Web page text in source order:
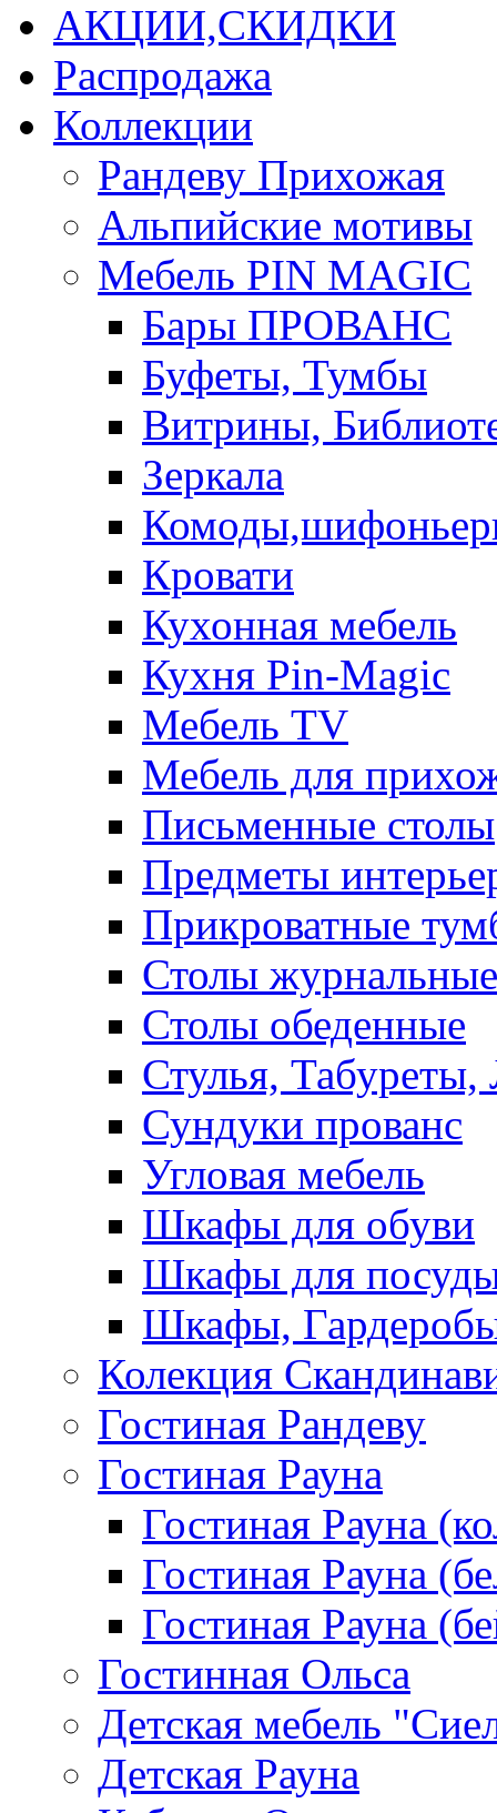
АКЦИИ,СКИДКИ
Распродажа
Коллекции
Рандеву Прихожая
Альпийские мотивы
Мебель PIN MAGIС
Бары ПРОВАНС
Буфеты, Тумбы
Витрины,
Зеркала
Кровати
Кухонная мебель
Кухня Pin-Magic
Мебель TV
Мебель для
Письменные столы
Предметы
Прикроватные
Столы журнальные
Столы обеденные
Стулья, Табуреты,
Сундуки прованс
Угловая мебель
Шкафы для обуви
Шкафы для
Шкафы,
Колекция
Гостиная Рандеву
Гостиная Рауна
Гостиная Рауна
Гостиная Рауна
Гостиная Рауна
Гостинная Ольса
Детская мебель
Детская Рауна